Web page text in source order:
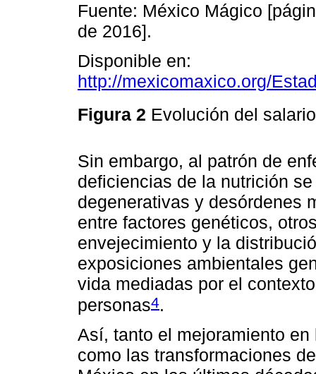
Fuente: México Mágico
de 2016].
Disponible en:
http://mexicomaxico.org/
Figura 2 Evolución del
Sin embargo, al patrón de
deficiencias de la nutrición
degenerativas y desórdenes
entre factores genéticos,
envejecimiento y la
exposiciones ambientales
vida mediadas por el
personas4.
Así, tanto el mejoramiento
como las transformaciones